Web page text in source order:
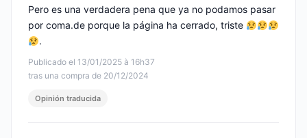
Publicado el 13/01/2025 à 16h37
tras una compra de 20/12/2024
Pero es una verdadera pena que ya no podamos pasar
por coma.de porque la página ha cerrado, triste
.
Opinión traducida